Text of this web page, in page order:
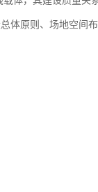
体原则、场地空间布